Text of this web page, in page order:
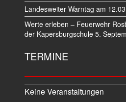
Landesweiter Warntag am
Werte erleben – Feuerwehr
der Kapersburgschule 5.
TERMINE
Keine Veranstaltungen